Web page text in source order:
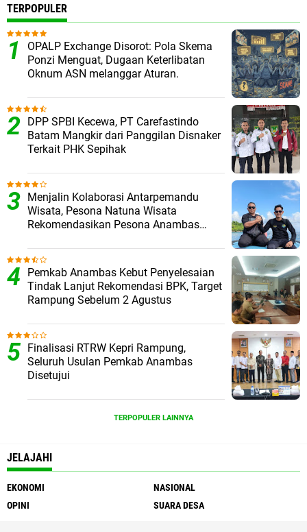
TERPOPULER
OPALP Exchange Disorot: Pola Skema
Ponzi Menguat, Dugaan Keterlibatan
Oknum ASN melanggar Aturan.
DPP SPBI Kecewa, PT Carefastindo
Batam Mangkir dari Panggilan Disnaker
Terkait PHK Sepihak
Menjalin Kolaborasi Antarpemandu
Wisata, Pesona Natuna Wisata
Rekomendasikan Pesona Anambas
Pemkab Anambas Kebut Penyelesaian
Tindak Lanjut Rekomendasi BPK, Target
Rampung Sebelum 2 Agustus
Finalisasi RTRW Kepri Rampung,
Seluruh Usulan Pemkab Anambas
Disetujui
TERPOPULER LAINNYA
JELAJAHI
EKONOMI
NASIONAL
OPINI
SUARA DESA